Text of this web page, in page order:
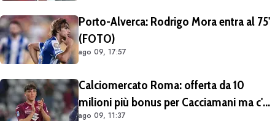
Porto-Alverca: Rodrigo Mora entra al 75'
(FOTO)
ago 09, 17:57
Calciomercato Roma: offerta da 10
milioni più bonus per Cacciamani ma c'è
ago 09, 11:37